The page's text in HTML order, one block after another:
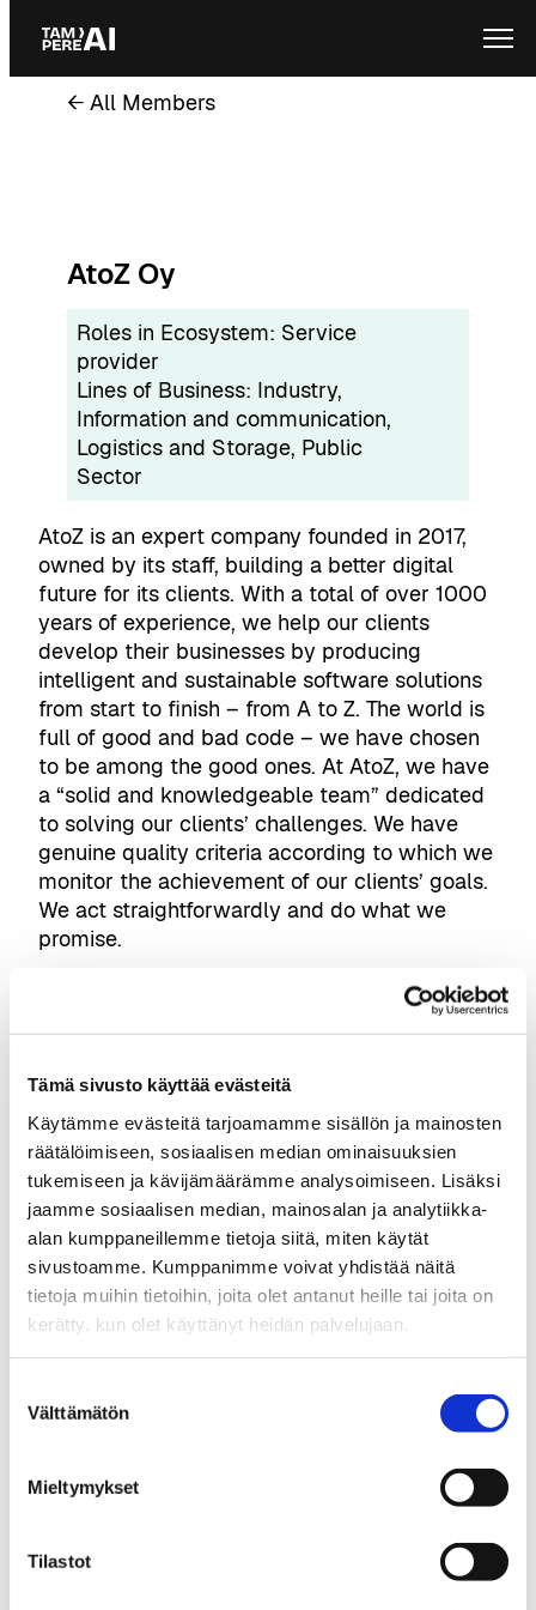
Tämä sivusto käyttää evästeitä
Käytämme evästeitä tarjoamamme sisällön ja mainosten
räätälöimiseen, sosiaalisen median ominaisuuksien
tukemiseen ja kävijämäärämme analysoimiseen. Lisäksi
jaamme sosiaalisen median, mainosalan ja analytiikka-
alan kumppaneillemme tietoja siitä, miten käytät
sivustoamme. Kumppanimme voivat yhdistää näitä
tietoja muihin tietoihin, joita olet antanut heille tai joita on
kerätty, kun olet käyttänyt heidän palvelujaan.
valinta
Välttämätön
Mieltymykset
Tilastot
Skip
content
← All Members
AtoZ Oy
Roles in Ecosystem: Service
provider
Lines of Business: Industry
Information and communication
Logistics and Storage, Public
Sector
AtoZ is an expert company founded in 2017,
owned by its staff, building a better digital
future for its clients. With a total of over 1000
years of experience, we help our clients
develop their businesses by producing
intelligent and sustainable software solutions
from start to finish – from A to Z. The world is
full of good and bad code – we have chosen
to be among the good ones. At AtoZ, we have
a “solid and knowledgeable team” dedicated
to solving our clients’ challenges. We have
genuine quality criteria according to which we
monitor the achievement of our clients’ goals.
We act straightforwardly and do what we
promise.
tampereai@businesstampere.com
Tampere AI
About Ecosystem
Ecosystem Members
Ecosystem Services
Why Tampere
Success Stories
GPT-Lab –
From launch to 50+ researcher team: